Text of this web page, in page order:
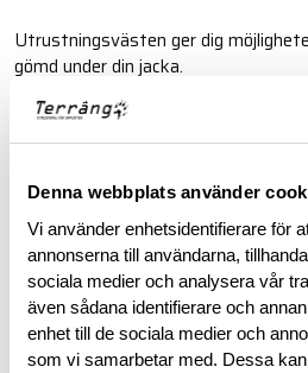
Denna webbplats använder
Vi använder enhetsidentifierare för
annonserna till användarna,
sociala medier och analysera vår
även sådana identifierare och
enhet till de sociala medier och
som vi samarbetar med. Dessa
Utrustningsvästen ger dig
gömd under din jacka.
Läs mer
RECENSIONER
OM VARUMÄRKET